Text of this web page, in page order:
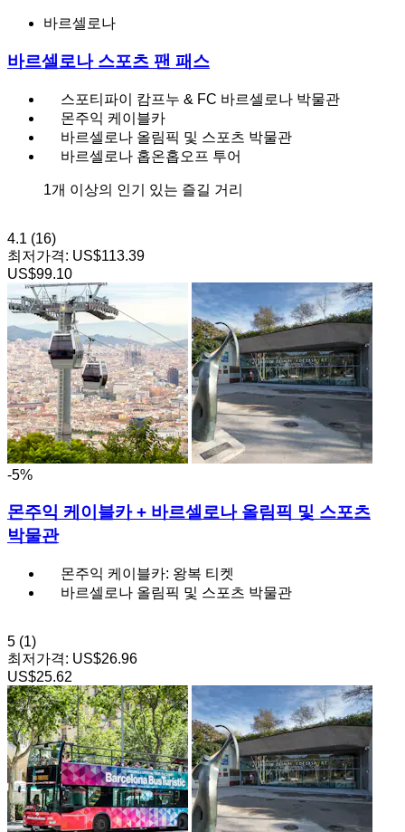
바르셀로나
바르셀로나 스포츠 팬 패스
스포티파이 캄프누 & FC 바르셀로나 박물관
몬주익 케이블카
바르셀로나 올림픽 및 스포츠 박물관
바르셀로나 홉온홉오프 투어
1개 이상의 인기 있는 즐길 거리
4.1 (16)
최저가격: US$113.39
US$99.10
-5%
몬주익 케이블카 + 바르셀로나 올림픽 및 스포츠
박물관
몬주익 케이블카: 왕복 티켓
바르셀로나 올림픽 및 스포츠 박물관
5 (1)
최저가격: US$26.96
US$25.62